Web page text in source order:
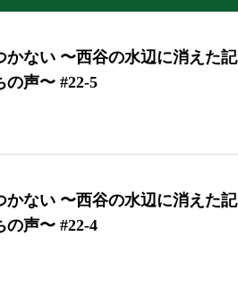
かない 〜西谷の水辺に消えた記
の声〜 #22-5
かない 〜西谷の水辺に消えた記
の声〜 #22-4